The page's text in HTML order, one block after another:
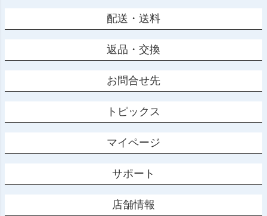
配送・送料
返品・交換
お問合せ先
トピックス
マイページ
サポート
店舗情報